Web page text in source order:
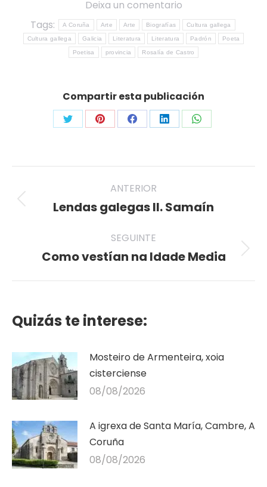
Deixa un comentario
Tags:
A Coruña Arte Arte Biografías Cultura gallega
Cultura gallega Galicia Literatura Literatura Padrón Poeta
Poetisa provincia Rosalía de Castro
Compartir esta publicación
Share
Twitter
Share
Pinterest
Share
Facebook
Share
LinkedIn
Share
WhatsApp
navigation
ANTERIOR
Previous
Lendas galegas II. Samaín
SEGUINTE
Seguinte
Como vestían na Idade Media
Quizás te interese:
Mosteiro de Armenteira, xoia
cisterciense
08/08/2026
A igrexa de Santa María, Cambre, A
Coruña
08/08/2026